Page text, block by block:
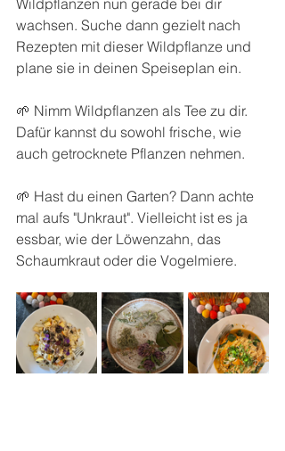
Wildpflanzen nun gerade bei dir
wachsen. Suche dann gezielt nach
Rezepten mit dieser Wildpflanze und
plane sie in deinen Speiseplan ein.
🌱 Nimm Wildpflanzen als Tee zu dir.
Dafür kannst du sowohl frische, wie
auch getrocknete Pflanzen nehmen.
🌱 Hast du einen Garten? Dann achte
mal aufs "Unkraut". Vielleicht ist es ja
essbar, wie der Löwenzahn, das
Schaumkraut oder die Vogelmiere.